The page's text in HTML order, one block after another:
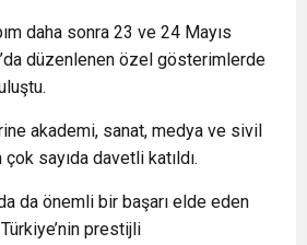
daha sonra 23 ve 24 Mayıs
düzenlenen özel gösterimlerde
akademi, sanat, medya ve sivil
sayıda davetli katıldı.
da önemli bir başarı elde eden
prestijli